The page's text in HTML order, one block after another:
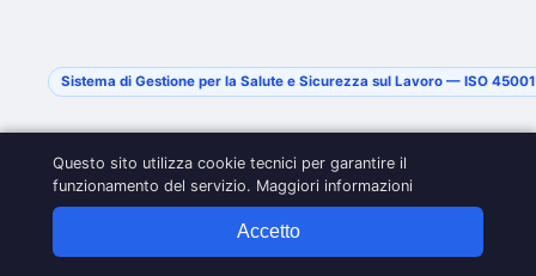
Sistema di Gestione per la Salute e Sicurezza sul Lavoro — ISO
Questo sito utilizza cookie tecnici per garantire il
funzionamento del servizio. Maggiori informazioni
Accetto